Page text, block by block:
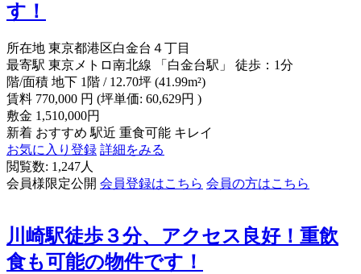
す！
所在地 東京都港区白金台４丁目
最寄駅 東京メトロ南北線 「白金台駅」 徒歩：1分
階/面積 地下 1階 / 12.70坪 (41.99m²)
賃料 770,000 円 (坪単価: 60,629円 )
敷金 1,510,000円
新着 おすすめ 駅近 重食可能 キレイ
お気に入り登録 詳細をみる
閲覧数: 1,247人
会員様限定公開 会員登録はこちら 会員の方はこちら
川崎駅徒歩３分、アクセス良好！重飲
食も可能の物件です！